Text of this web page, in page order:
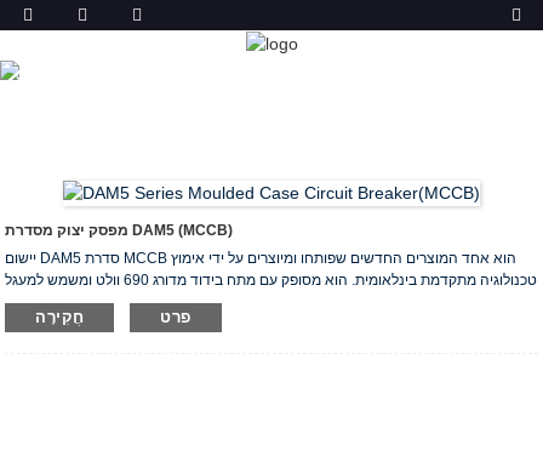
מוצר
מפסק יצוק מסדרת DAM5 (MCCB)
יישום DAM5 סדרת MCCB הוא אחד המוצרים החדשים שפותחו ומיוצרים על ידי אימוץ
טכנולוגיה מתקדמת בינלאומית. הוא מסופק עם מתח בידוד מדורג 690 וולט ומשמש למעגל
AC 50 / 60Hz, מתח הפעלה מדורג AC 415V ומטה, זרם הפעלה מדורג מ 16A ל 630A.
הוא מיועד להגנה על מעגלים חשמליים, מנועים, שנאים וציוד אחר. המוצרים עומדים בתקן
חֲקִירָה פרט